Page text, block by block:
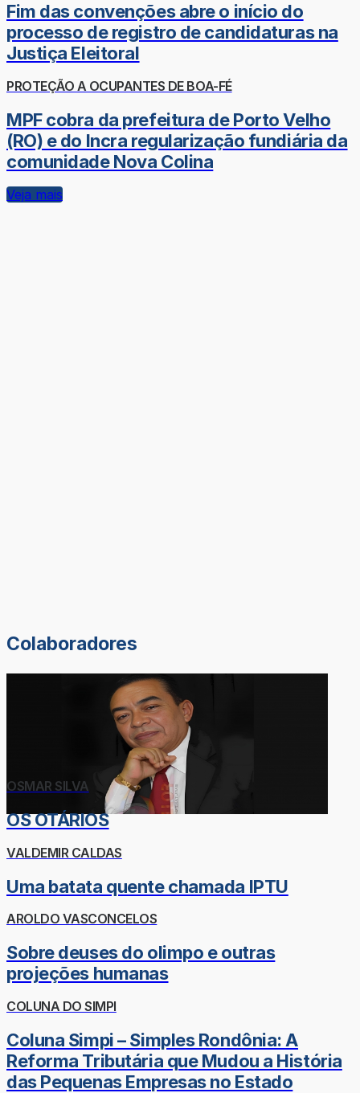
Fim das convenções abre o início do
processo de registro de candidaturas na
Justiça Eleitoral
PROTEÇÃO A OCUPANTES DE BOA-FÉ
MPF cobra da prefeitura de Porto Velho
(RO) e do Incra regularização fundiária da
comunidade Nova Colina
Veja mais
Colaboradores
OSMAR SILVA
OS OTÁRIOS
VALDEMIR CALDAS
Uma batata quente chamada IPTU
AROLDO VASCONCELOS
Sobre deuses do olimpo e outras
projeções humanas
COLUNA DO SIMPI
Coluna Simpi – Simples Rondônia: A
Reforma Tributária que Mudou a História
das Pequenas Empresas no Estado